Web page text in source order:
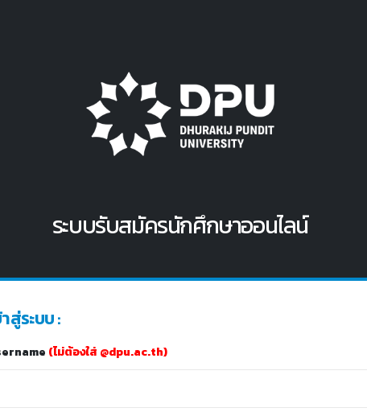
ระบบรับสมัครนักศึกษาออนไลน์
สู่ระบบ :
(ไม่ต้องใส่ @dpu.ac.th)